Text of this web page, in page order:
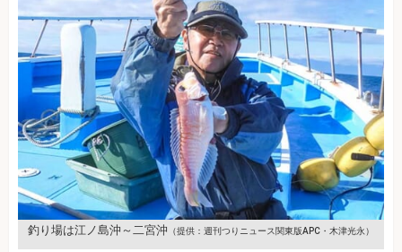
釣り場は江ノ島沖～二宮沖 （提供：週刊つりニュース関東版APC・木津光永）